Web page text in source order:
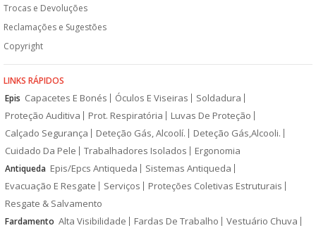
Trocas e Devoluções
Reclamações e Sugestões
Copyright
LINKS RÁPIDOS
Epis Capacetes E Bonés Óculos E Viseiras
Soldadura
Proteção Auditiva
Prot. Respiratória
Luvas De Proteção
Calçado Segurança
Deteção Gás, Alcoolí.
Deteção Gás,Alcooli.
Cuidado Da Pele
Trabalhadores Isolados Ergonomia
Antiqueda Epis/Epcs Antiqueda
Sistemas Antiqueda
Evacuação E Resgate
Serviços
Proteções Coletivas Estruturais
Resgate & Salvamento
Fardamento Alta Visibilidade Fardas De Trabalho
Vestuário Chuva